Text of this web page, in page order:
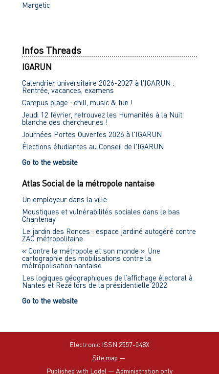
Margetic
Infos Threads
IGARUN
Calendrier universitaire 2026-2027 à l'IGARUN :
Rentrée, vacances, examens
Campus plage : chill, music & fun !
Jeudi 12 février, retrouvez les Humanités à la Nuit
blanche des chercheur.es !
Journées Portes Ouvertes 2026 à l'IGARUN
Élections étudiantes au Conseil de l'IGARUN
Go to the website
Atlas Social de la métropole nantaise
Un employeur dans la ville
Moustiques et vulnérabilités sociales dans le bas
Chantenay
Le jardin des Ronces : espace jardiné autogéré contre
ZAC métropolitaine
« Contre la métropole et son monde ». Une
cartographie des mobilisations contre la
métropolisation nantaise
Les logiques géographiques de l’affichage électoral à
Nantes et Rezé lors de la présidentielle 2022
Go to the website
Electronic ISSN 2557-048X
Site map —
Published with Lodel — Administration only